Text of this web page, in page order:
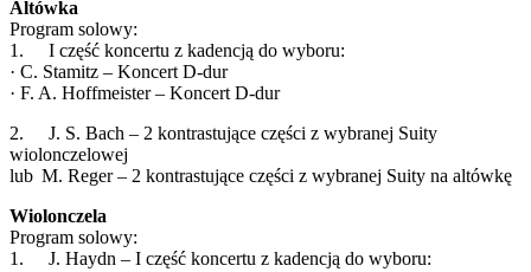
Altówka
Program solowy:
1. I część koncertu z kadencją do wyboru:
· C. Stamitz – Koncert D-dur
· F. A. Hoffmeister – Koncert D-dur
2. J. S. Bach – 2 kontrastujące części z wybranej Suity
wiolonczelowej
lub M. Reger – 2 kontrastujące części z wybranej Suity na altówkę
Wiolonczela
Program solowy:
1. J. Haydn – I część koncertu z kadencją do wyboru: